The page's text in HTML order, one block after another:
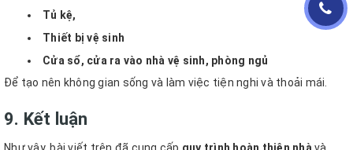
Tủ kệ,
Thiết bị vệ sinh
Cửa sổ, cửa ra vào nhà vệ sinh, phòng ngủ
Để tạo nên không gian sống và làm việc tiện nghi và thoải mái.
9. Kết luận